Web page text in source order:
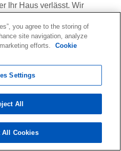
Ihr Haus verlässt. Wir
Wiederherstellung
wenn das
noch betriebsbereit ist.
kann die Arbeit
you agree to the storing of
site navigation, analyze
efforts.
Cookie
Settings
All
All Cookies